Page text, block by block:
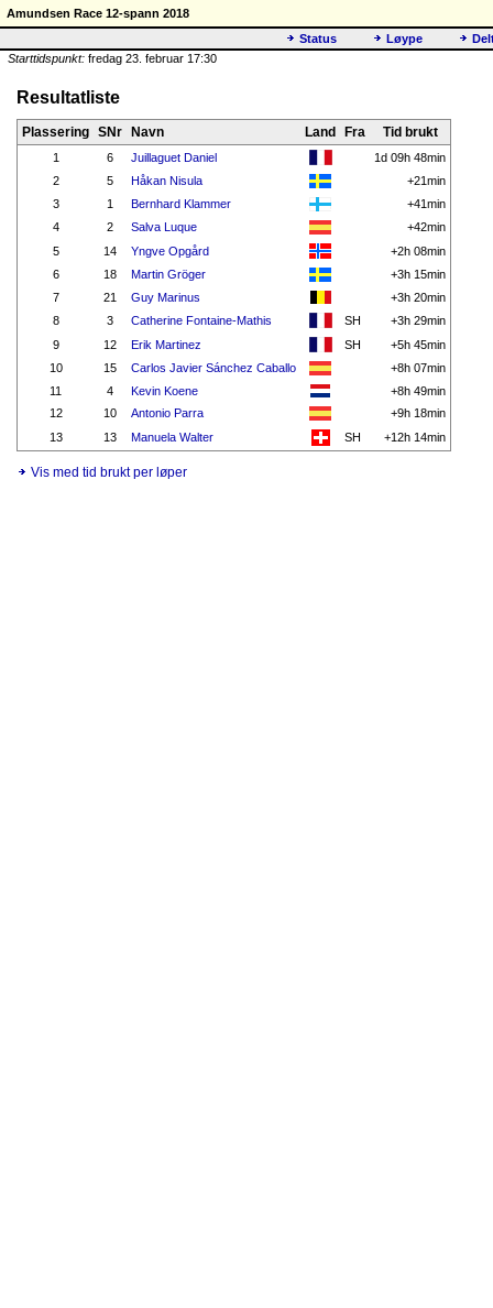
Amundsen Race 12-spann 2018
Status
Løype
Starttidspunkt: fredag 23. februar 17:30
Resultatliste
Plassering SNr Navn Land Fra Tid brukt
1 6 Juillaguet Daniel
1d 09h 48min
2
5 Håkan Nisula
+21min
3
1 Bernhard Klammer
+41min
4
2 Salva Luque
+42min
5
14 Yngve Opgård
+2h 08min
6
18 Martin Gröger
+3h 15min
7
21 Guy Marinus
+3h 20min
8
3 Catherine Fontaine-Mathis SH
+3h 29min
9
12 Erik Martinez SH
+5h 45min
10
15 Carlos Javier Sánchez Caballo
+8h 07min
11
4 Kevin Koene
+8h 49min
12
10 Antonio Parra
+9h 18min
13
13 Manuela Walter SH +12h 14min
Vis med tid brukt per løper